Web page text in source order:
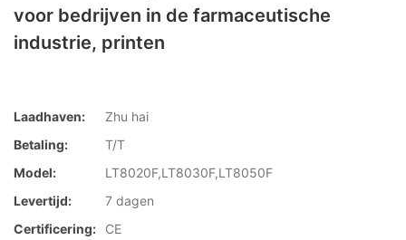
voor bedrijven in de farmaceutische
industrie, printen
Laadhaven:
Zhu hai
Betaling:
T/T
Model:
LT8020F,LT8030F,LT8050F
Levertijd:
7 dagen
Certificering:
CE